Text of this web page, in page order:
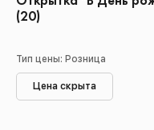
(20)
Тип цены: Розница
Цена скрыта